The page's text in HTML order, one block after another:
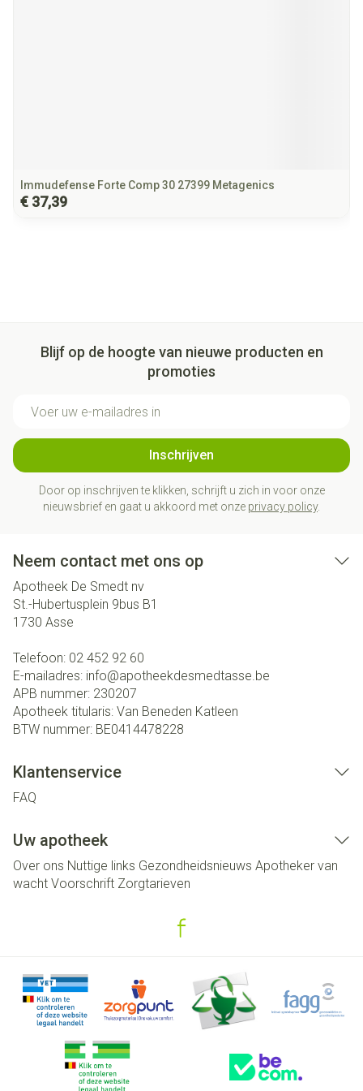
Immudefense Forte Comp 30 27399 Metagenics
€ 37,39
Blijf op de hoogte van nieuwe producten en
promoties
Inschrijven
Door op inschrijven te klikken, schrijft u zich in voor onze
nieuwsbrief en gaat u akkoord met onze privacy policy.
Neem contact met ons op
Apotheek De Smedt nv
St.-Hubertusplein 9bus B1
1730 Asse
Telefoon: 02 452 92 60
E-mailadres: info@apotheekdesmedtasse.be
APB nummer: 230207
Apotheek titularis: Van Beneden Katleen
BTW nummer: BE0414478228
Klantenservice
FAQ
Uw apotheek
Over ons Nuttige links Gezondheidsnieuws Apotheker van
wacht Voorschrift Zorgtarieven